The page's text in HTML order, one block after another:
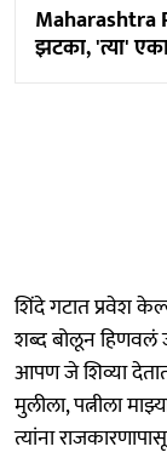
Maharashtra
झटका, 'त्या'
शिंदे गटात प्रवेश
शब्द बोलून हिणवलं
आपण जे शिव्या
मुलीला, पत्नीला
त्यांना